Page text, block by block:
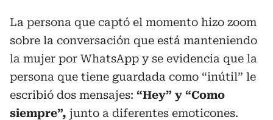
La persona que captó el momento hizo zoom
sobre la conversación que está manteniendo
la mujer por WhatsApp y se evidencia que la
persona que tiene guardada como “inútil” le
escribió dos mensajes: “Hey” y “Como
siempre”, junto a diferentes emoticones.